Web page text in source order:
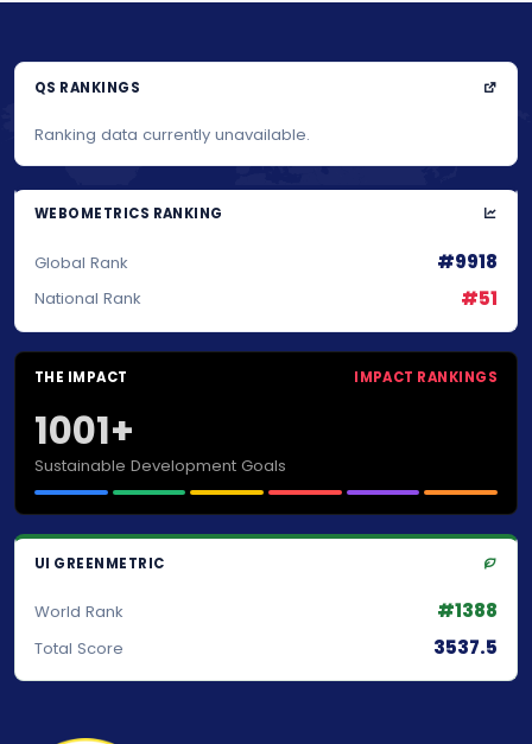
QS RANKINGS
Ranking data currently unavailable.
WEBOMETRICS RANKING
Global Rank #9918
National Rank #51
THE IMPACT IMPACT RANKINGS
1001+
Sustainable Development Goals
UI GREENMETRIC
World Rank #1388
Total Score 3537.5